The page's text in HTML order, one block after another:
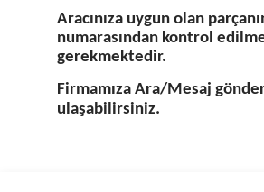
Aracınıza uygun olan
numarasından kontrol
gerekmektedir.
Firmamıza Ara/Mesaj
ulaşabilirsiniz.